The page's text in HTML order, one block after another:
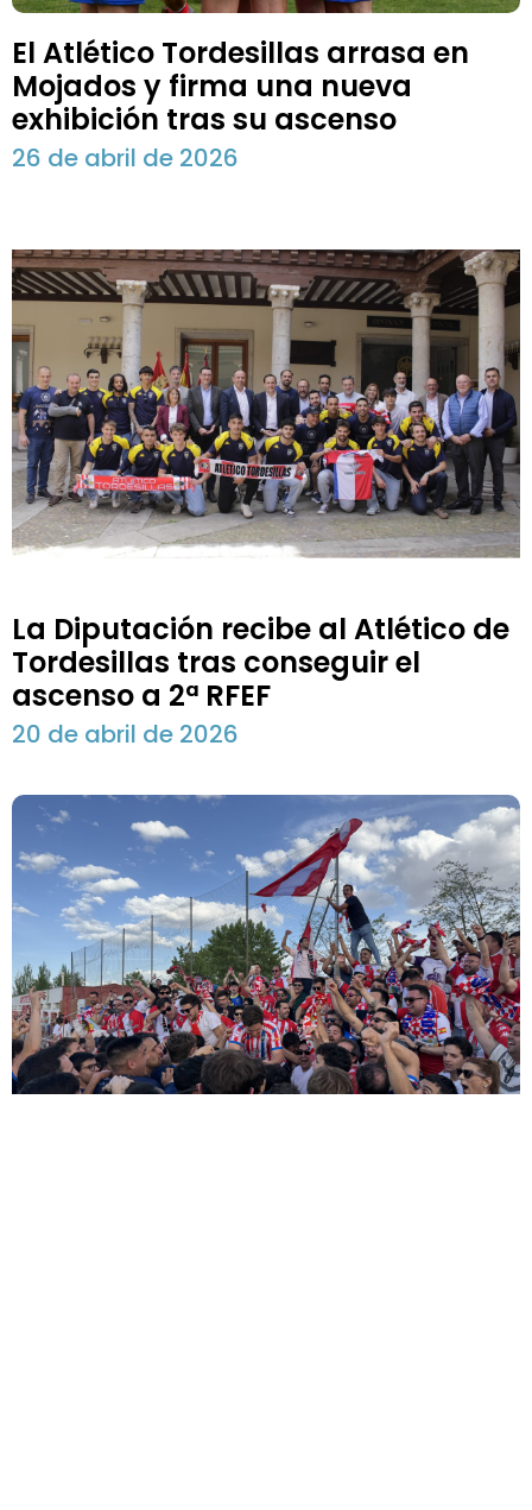
El Atlético Tordesillas arrasa en
Mojados y firma una nueva
exhibición tras su ascenso
26 de abril de 2026
La Diputación recibe al Atlético de
Tordesillas tras conseguir el
ascenso a 2ª RFEF
20 de abril de 2026